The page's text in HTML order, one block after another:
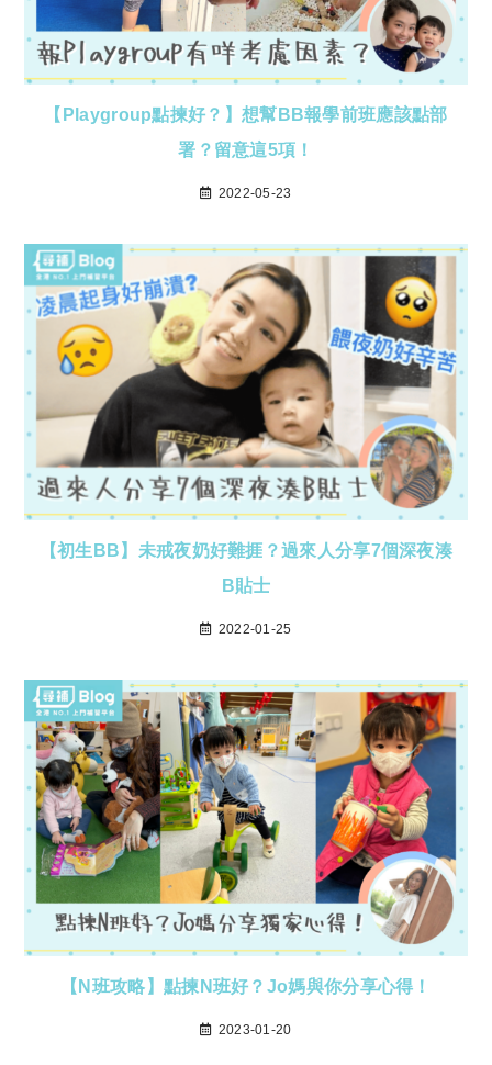
【Playgroup點揀好？】想幫BB報學前班應該點部
署？留意這5項！
2022-05-23
【初生BB】未戒夜奶好難捱？過來人分享7個深夜湊
B貼士
2022-01-25
【N班攻略】點揀N班好？Jo媽與你分享心得！
2023-01-20